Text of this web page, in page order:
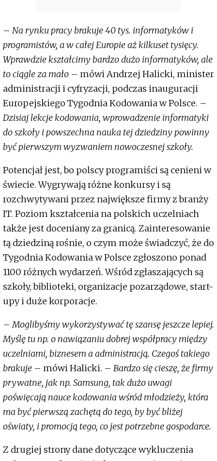
– Na rynku pracy brakuje 40 tys. informatyków i
programistów, a w całej Europie aż kilkuset tysięcy.
Wprawdzie kształcimy bardzo dużo informatyków, ale
to ciągle za mało – mówi Andrzej Halicki, minister
administracji i cyfryzacji, podczas inauguracji
Europejskiego Tygodnia Kodowania w Polsce. –
Dzisiaj lekcje kodowania, wprowadzenie informatyki
do szkoły i powszechna nauka tej dziedziny powinny
być pierwszym wyzwaniem nowoczesnej szkoły.
Potencjał jest, bo polscy programiści są cenieni w
świecie. Wygrywają różne konkursy i są
rozchwytywani przez największe firmy z branży
IT. Poziom kształcenia na polskich uczelniach
także jest doceniany za granicą. Zainteresowanie
tą dziedziną rośnie, o czym może świadczyć, że do
Tygodnia Kodowania w Polsce zgłoszono ponad
1100 różnych wydarzeń. Wśród zgłaszających są
szkoły, biblioteki, organizacje pozarządowe, start-
upy i duże korporacje.
–Moglibyśmy wykorzystywać tę szansę jeszcze lepiej.
Myślę tu np. o nawiązaniu dobrej współpracy między
uczelniami, biznesem a administracją. Czegoś takiego
brakuje – mówi Halicki. – Bardzo się cieszę, że firmy
prywatne, jak np. Samsung, tak dużo uwagi
poświęcają nauce kodowania wśród młodzieży, która
ma być pierwszą zachętą do tego, by być bliżej
oświaty, i promocją tego, co jest potrzebne gospodarce.
Z drugiej strony dane dotyczące wykluczenia